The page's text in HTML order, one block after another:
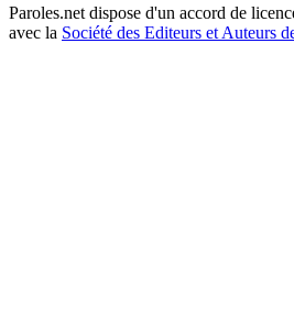
Paroles.net dispose d'un accord de
avec la Société des Editeurs et Auteurs